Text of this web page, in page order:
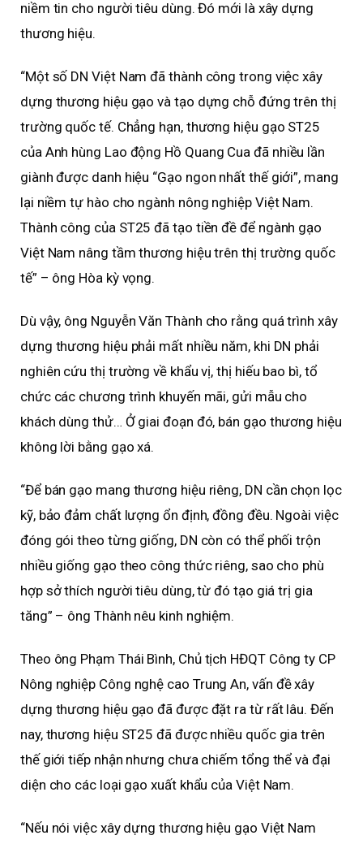
niềm tin cho người tiêu dùng. Đó mới là xây dựng
thương hiệu.
“Một số DN Việt Nam đã thành công trong việc xây
dựng thương hiệu gạo và tạo dựng chỗ đứng trên thị
trường quốc tế. Chẳng hạn, thương hiệu gạo ST25
của Anh hùng Lao động Hồ Quang Cua đã nhiều lần
giành được danh hiệu “Gạo ngon nhất thế giới”, mang
lại niềm tự hào cho ngành nông nghiệp Việt Nam.
Thành công của ST25 đã tạo tiền đề để ngành gạo
Việt Nam nâng tầm thương hiệu trên thị trường quốc
tế” – ông Hòa kỳ vọng.
Dù vậy, ông Nguyễn Văn Thành cho rằng quá trình xây
dựng thương hiệu phải mất nhiều năm, khi DN phải
nghiên cứu thị trường về khẩu vị, thị hiếu bao bì, tổ
chức các chương trình khuyến mãi, gửi mẫu cho
khách dùng thử… Ở giai đoạn đó, bán gạo thương hiệu
không lời bằng gạo xá.
“Để bán gạo mang thương hiệu riêng, DN cần chọn lọc
kỹ, bảo đảm chất lượng ổn định, đồng đều. Ngoài việc
đóng gói theo từng giống, DN còn có thể phối trộn
nhiều giống gạo theo công thức riêng, sao cho phù
hợp sở thích người tiêu dùng, từ đó tạo giá trị gia
tăng” – ông Thành nêu kinh nghiệm.
Theo ông Phạm Thái Bình, Chủ tịch HĐQT Công ty CP
Nông nghiệp Công nghệ cao Trung An, vấn đề xây
dựng thương hiệu gạo đã được đặt ra từ rất lâu. Đến
nay, thương hiệu ST25 đã được nhiều quốc gia trên
thế giới tiếp nhận nhưng chưa chiếm tổng thể và đại
diện cho các loại gạo xuất khẩu của Việt Nam.
“Nếu nói việc xây dựng thương hiệu gạo Việt Nam